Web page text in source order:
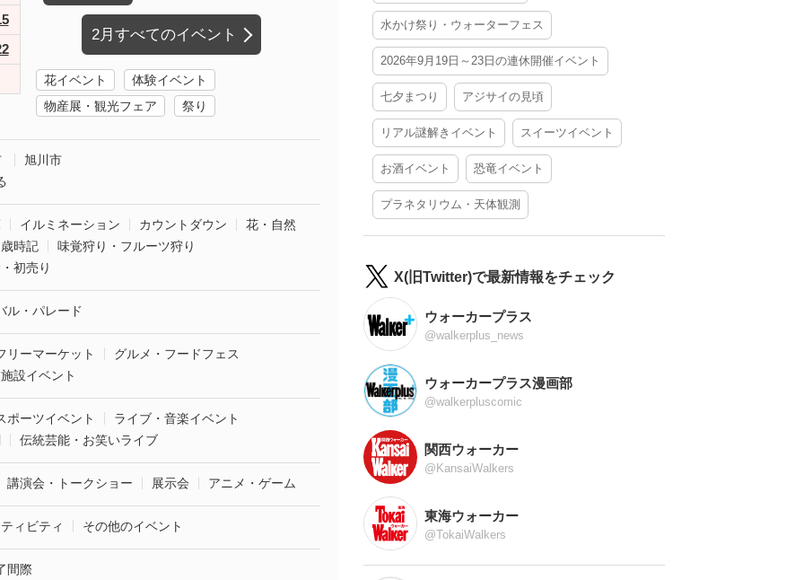
2月すべてのイベント
花イベント
体験イベント
物産展・観光フェア
祭り
旭川市
イルミネーション カウントダウン
花・自然
時記
味覚狩り・フルーツ狩り
初売り
ル・パレード
リーマーケット
グルメ・フードフェス
設イベント
ポーツイベント
ライブ・音楽イベント
伝統芸能・お笑いライブ
講演会・トークショー 展示会 アニメ・ゲーム
ィビティ その他のイベント
間際
水かけ祭り・ウォーターフェス
2026年9月19日～23日の連休開催イベント
七夕まつり アジサイの見頃
リアル謎解きイベント スイーツイベント
お酒イベント 恐竜イベント
プラネタリウム・天体観測
X(旧Twitter)で最新情報をチェック
ウォーカープラス
@walkerplus_news
ウォーカープラス漫画部
@walkerpluscomic
関西ウォーカー
@KansaiWalkers
東海ウォーカー
@TokaiWalkers